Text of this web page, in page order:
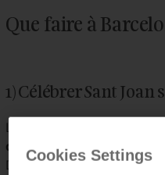
Que faire à
1) Célébrer Sant Joan
L’une des façons les plus
de Sant Joan à Barcelone
Des zones commeBogatell
Cookies Settings